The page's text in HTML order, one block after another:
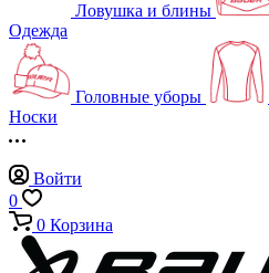
Ловушка и блины
Одежда
Головные уборы
Носки
Войти
0
0 Корзина